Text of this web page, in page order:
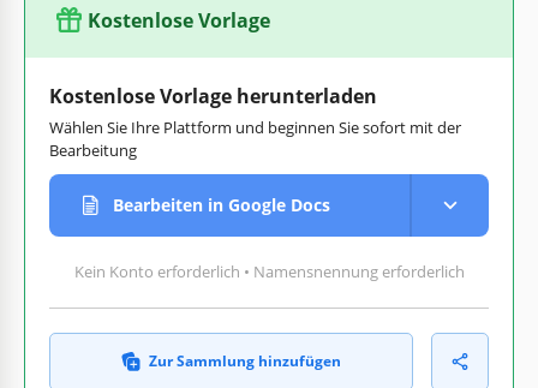
Kostenlose Vorlage
Kostenlose Vorlage herunterladen
Wählen Sie Ihre Plattform und beginnen Sie sofort mit der
Bearbeitung
Bearbeiten in Google Docs
Kein Konto erforderlich • Namensnennung erforderlich
Zur Sammlung hinzufügen